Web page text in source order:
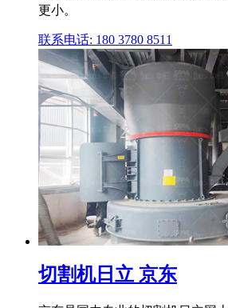
更小。
联系电话: 180 3780 8511
切割机日立 京东